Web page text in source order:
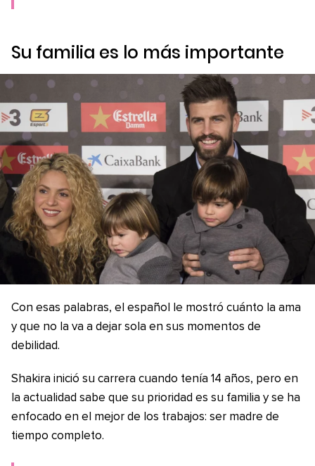
Su familia es lo más importante
Con esas palabras, el español le mostró cuánto la ama
y que no la va a dejar sola en sus momentos de
debilidad.
Shakira inició su carrera cuando tenía 14 años, pero en
la actualidad sabe que su prioridad es su familia y se ha
enfocado en el mejor de los trabajos: ser madre de
tiempo completo.